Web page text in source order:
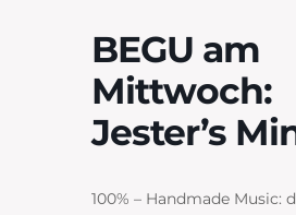
BEGU am
Mittwoch:
Jester’s
100% – Handmade Music: